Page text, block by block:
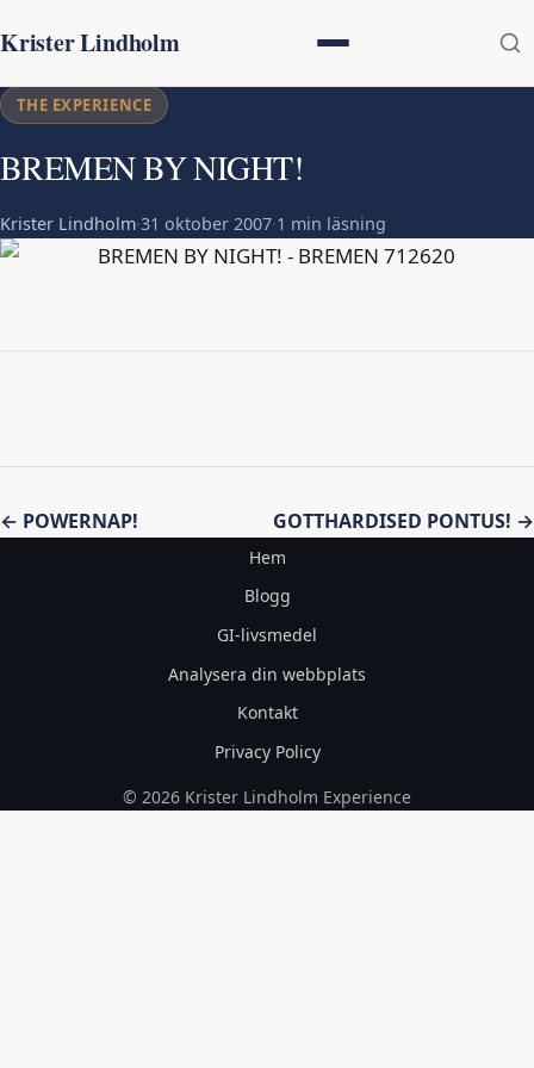
Krister Lindholm
THE EXPERIENCE
BREMEN BY NIGHT!
Krister Lindholm·31 oktober 2007·1 min läsning
Inläggsnavigering
← POWERNAP! GOTTHARDISED PONTUS! →
Hem
Blogg
GI-livsmedel
Analysera din webbplats
Kontakt
Privacy Policy
© 2026 Krister Lindholm Experience